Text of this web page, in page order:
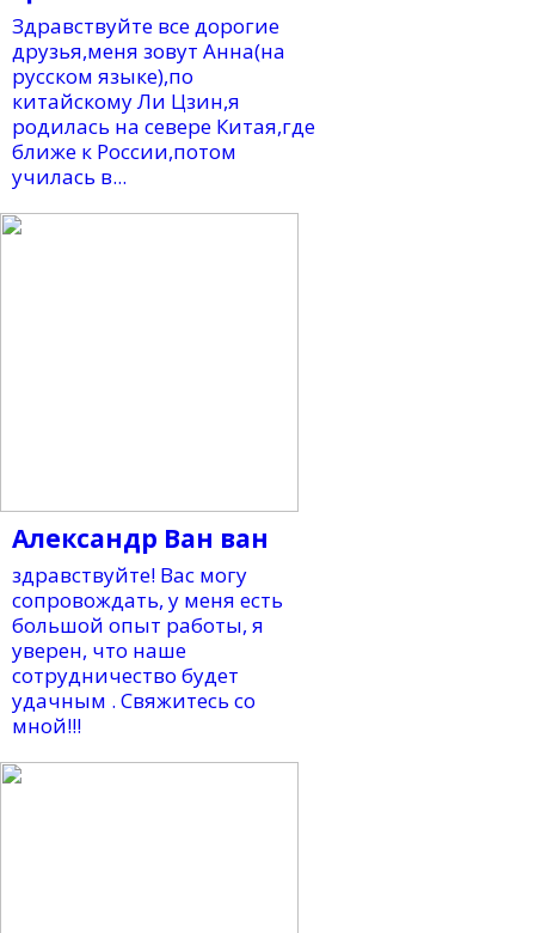
Здравствуйте все дорогие
друзья,меня зовут Анна(на
русском языке),по
китайскому Ли Цзин,я
родилась на севере Китая,где
ближе к России,потом
училась в...
Александр Ван ван
здравствуйте! Вас могу
сопровождать, у меня есть
большой опыт работы, я
уверен, что наше
сотрудничество будет
удачным . Свяжитесь со
мной!!!